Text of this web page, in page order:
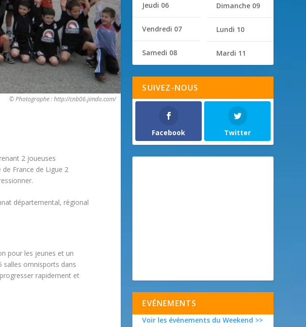
© Photographe : http://cnb06.jimdo.com/
2 joueuses
France de Ligue 2
départemental, régional
pour les jeunes et un
salles omnisports dans
rapidement et
Jeudi 06
Vendredi 07
Samedi 08
Dimanche 09
Lundi 10
Mardi 11
SUIVEZ-NOUS
Facebook Twitter
EVÉNEMENTS
Voir les événements du Weekend >>